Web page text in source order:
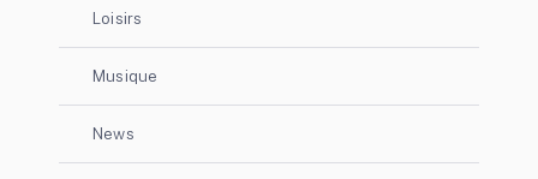
Loisirs
Musique
News